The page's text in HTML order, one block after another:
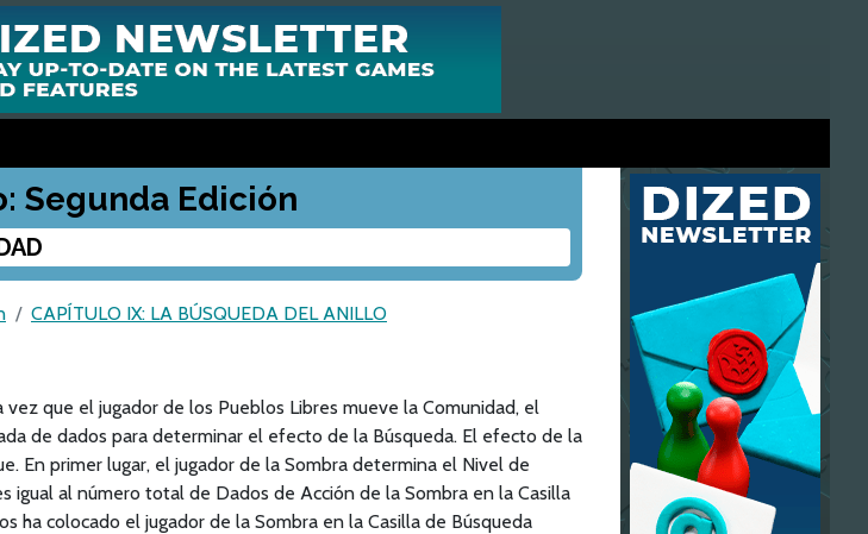
Segunda Edición
CAPÍTULO IX: LA BÚSQUEDA DEL ANILLO
vez que el jugador de los Pueblos Libres mueve la Comunidad, el
de dados para determinar el efecto de la Búsqueda. El efecto de la
En primer lugar, el jugador de la Sombra determina el Nivel de
igual al número total de Dados de Acción de la Sombra en la Casilla
ha colocado el jugador de la Sombra en la Casilla de Búsqueda